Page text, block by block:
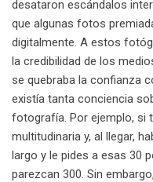
desataron escándalos
que algunas fotos
digitalmente. A estos
la credibilidad de los
se quebraba la confianza
existía tanta conciencia
fotografía. Por ejemplo, si
multitudinaria y, al llegar,
largo y le pides a esas 30
parezcan 300. Sin